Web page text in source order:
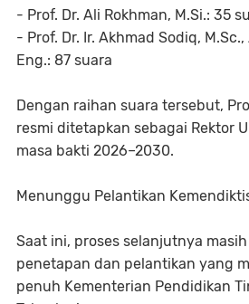
- Prof. Dr. Ali Rokhman, M.Si.: 35
- Prof. Dr. Ir. Akhmad Sodiq, M.Sc.,
Eng.: 87 suara
Dengan raihan suara tersebut,
resmi ditetapkan sebagai Rektor
masa bakti 2026–2030.
Menunggu Pelantikan
Saat ini, proses selanjutnya
penetapan dan pelantikan yang
penuh Kementerian Pendidikan